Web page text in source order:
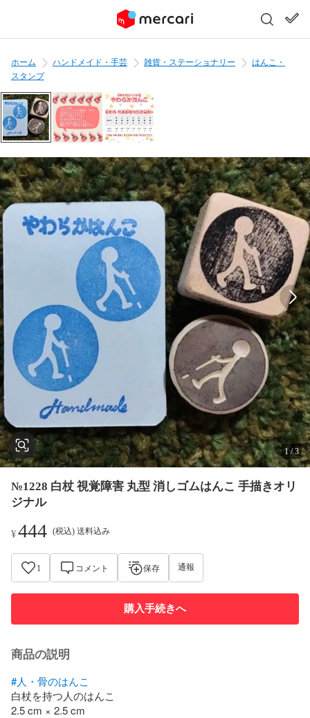
ホーム ハンドメイド・手芸 雑貨・ステーショナリー
はんこ・
スタンプ
1/3
№1228 白杖 視覚障害 丸型 消しゴムはんこ 手描きオリ
ジナル
¥444 (税込) 送料込み
1 コメント 保存 通報
購入手続きへ
商品の説明
#人・骨のはんこ
白杖を持つ人のはんこ
2.5 cm × 2.5 cm